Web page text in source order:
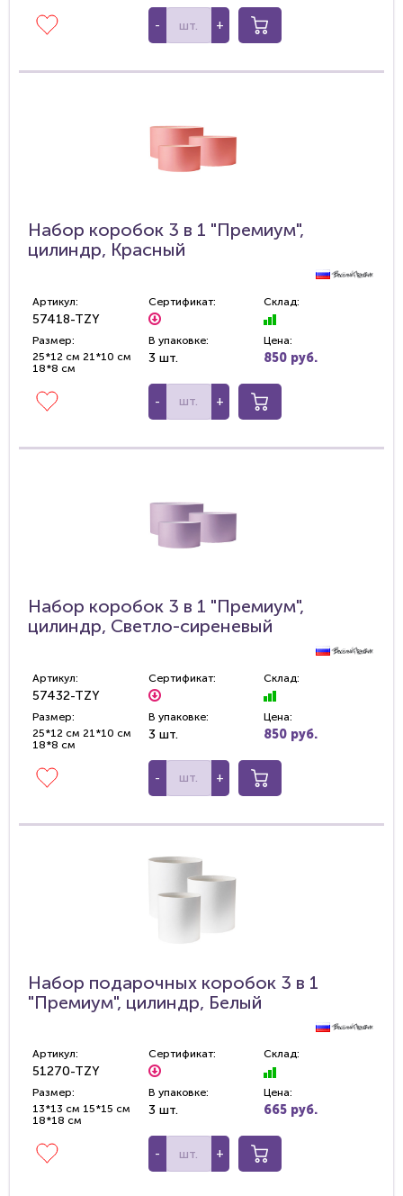
- +
Набор коробок 3 в 1 "Премиум",
цилиндр, Красный
Артикул:
57418-TZY
Сертификат: Склад:
Размер:
25*12 см 21*10 см
18*8 см
В упаковке:
3 шт.
Цена:
850 руб.
- +
Набор коробок 3 в 1 "Премиум",
цилиндр, Светло-сиреневый
Артикул:
57432-TZY
Сертификат: Склад:
Размер:
25*12 см 21*10 см
18*8 см
В упаковке:
3 шт.
Цена:
850 руб.
- +
Набор подарочных коробок 3 в 1
"Премиум", цилиндр, Белый
Артикул:
51270-TZY
Сертификат: Склад:
Размер:
13*13 см 15*15 см
18*18 см
В упаковке:
3 шт.
Цена:
665 руб.
- +